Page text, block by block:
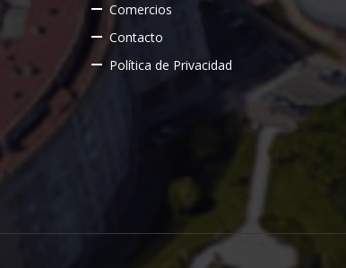
Comercios
Contacto
Política de Privacidad